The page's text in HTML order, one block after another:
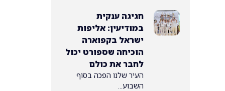
חגיגה ענקית
במודיעין: אליפות
ישראל בקפוארה
הוכיחה שספורט יכול
לחבר את כולם
העיר שלנו הפכה בסוף
השבוע...